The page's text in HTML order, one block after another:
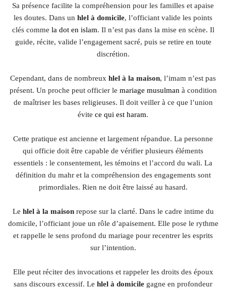
Sa présence facilite la compréhension pour les familles et apaise
les doutes. Dans un hlel à domicile, l’officiant valide les points
clés comme la dot en islam. Il n’est pas dans la mise en scène. Il
guide, récite, valide l’engagement sacré, puis se retire en toute
discrétion.
Cependant, dans de nombreux hlel à la maison, l’imam n’est pas
présent. Un proche peut officier le mariage musulman à condition
de maîtriser les bases religieuses. Il doit veiller à ce que l’union
évite ce qui est haram.
Cette pratique est ancienne et largement répandue. La personne
qui officie doit être capable de vérifier plusieurs éléments
essentiels : le consentement, les témoins et l’accord du wali. La
définition du mahr et la compréhension des engagements sont
primordiales. Rien ne doit être laissé au hasard.
Le hlel à la maisonrepose sur la clarté. Dans le cadre intime du
domicile, l’officiant joue un rôle d’apaisement. Elle pose le rythme
et rappelle le sens profond du mariage pour recentrer les esprits
sur l’intention.
Elle peut réciter des invocations et rappeler les droits des époux
sans discours excessif. Le hlel à domicile gagne en profondeur